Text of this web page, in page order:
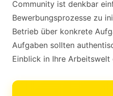
Community ist denkbar
Bewerbungsprozesse zu
Betrieb über konkrete
Aufgaben sollten
Einblick in Ihre Arbeitswelt